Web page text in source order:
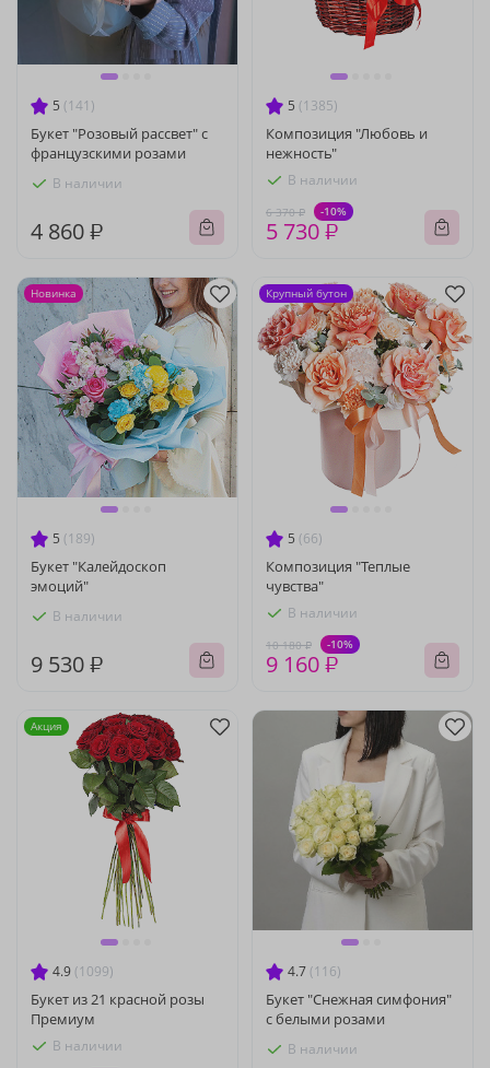
5 (141)
Букет "Розовый рассвет" с
французскими розами
В наличии
4 860 ₽
5 (1385)
Композиция "Любовь и
нежность"
В наличии
6 370 ₽ -10%
5 730 ₽
5 (189)
Букет "Калейдоскоп
эмоций"
В наличии
9 530 ₽
Новинка
5 (66)
Композиция "Теплые
чувства"
В наличии
10 180 ₽ -10%
9 160 ₽
Крупный бутон
4.9 (1099)
Букет из 21 красной розы
Премиум
В наличии
Акция
4.7 (116)
Букет "Снежная симфония"
с белыми розами
В наличии